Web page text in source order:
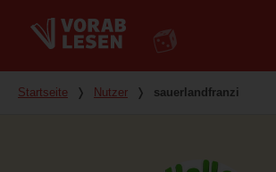
Du bist hier
Startseite ❭ Nutzer ❭ sauerlandfranzi